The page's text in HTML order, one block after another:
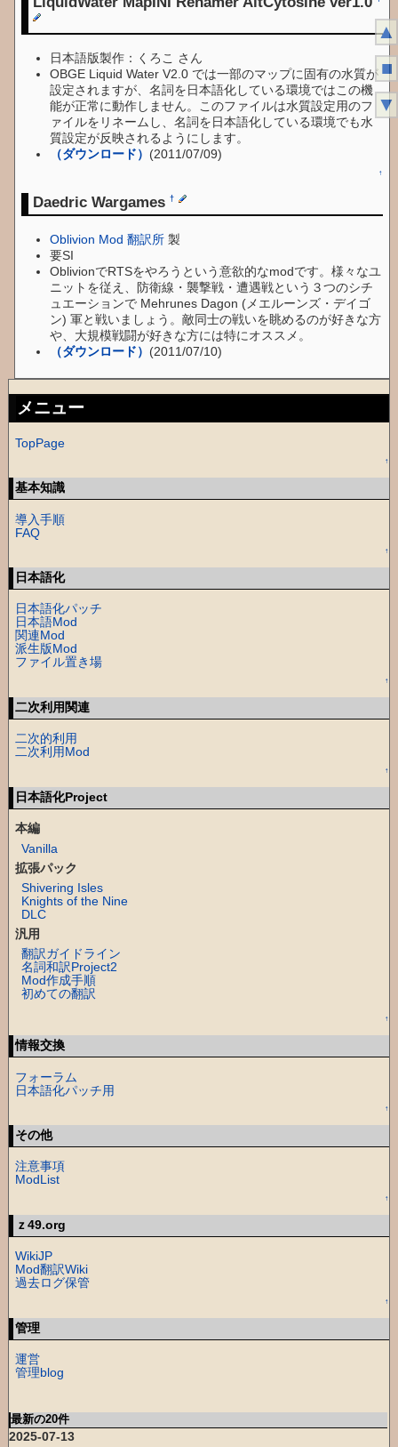
日本語版製作：くろこ さん
OBGE Liquid Water V2.0 では一部のマップに固有の水質が
設定されますが、名詞を日本語化している環境ではこの機
能が正常に動作しません。このファイルは水質設定用のフ
ァイルをリネームし、名詞を日本語化している環境でも水
質設定が反映されるようにします。
（ダウンロード） (2011/07/09)
↑
Daedric Wargames †
Oblivion Mod 翻訳所 製
要SI
OblivionでRTSをやろうという意欲的なmodです。様々なユ
ニットを従え、防衛線・襲撃戦・遭遇戦という３つのシチ
ュエーションで Mehrunes Dagon (メエルーンズ・デイゴ
ン) 軍と戦いましょう。敵同士の戦いを眺めるのが好きな方
や、大規模戦闘が好きな方には特にオススメ。
（ダウンロード） (2011/07/10)
メニュー
TopPage
↑
基本知識
導入手順
FAQ
↑
日本語化
日本語化パッチ
日本語Mod
関連Mod
派生版Mod
ファイル置き場
↑
二次利用関連
二次的利用
二次利用Mod
↑
日本語化Project
本編
Vanilla
拡張パック
Shivering Isles
Knights of the Nine
DLC
汎用
翻訳ガイドライン
名詞和訳Project2
Mod作成手順
初めての翻訳
↑
情報交換
フォーラム
日本語化パッチ用
↑
その他
注意事項
ModList
↑
ｚ49.org
WikiJP
Mod翻訳Wiki
過去ログ保管
↑
管理
運営
管理blog
最新の20件
2025-07-13
▲
■
▼